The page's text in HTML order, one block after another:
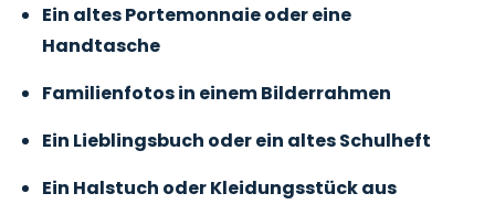
Ein altes Portemonnaie oder eine
Handtasche
Familienfotos in einem Bilderrahmen
Ein Lieblingsbuch oder ein altes Schulheft
Ein Halstuch oder Kleidungsstück aus